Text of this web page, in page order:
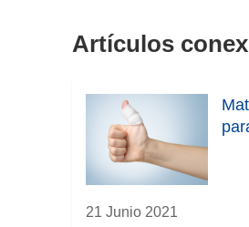
Artículos
21 Junio 2021